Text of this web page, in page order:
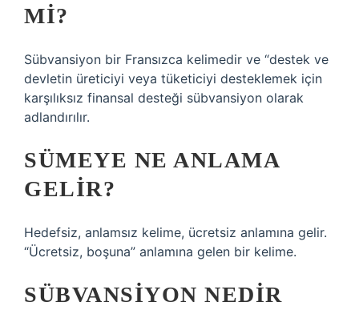
MI?
Sübvansiyon bir Fransızca kelimedir ve “destek ve
devletin üreticiyi veya tüketiciyi desteklemek için
karşılıksız finansal desteği sübvansiyon olarak
adlandırılır.
SÜMEYE NE ANLAMA
GELIR?
Hedefsiz, anlamsız kelime, ücretsiz anlamına gelir.
“Ücretsiz, boşuna” anlamına gelen bir kelime.
SÜBVANSIYON NEDIR